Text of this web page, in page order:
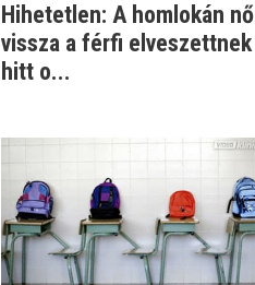
Hihetetlen: A homlokán nő
vissza a férfi elveszettnek
hitt o...